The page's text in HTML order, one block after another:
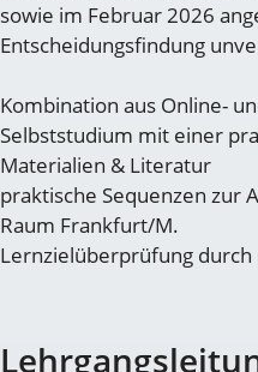
sowie im Februar 2026
Entscheidungsfindung
Kombination aus Online-
Selbststudium mit einer
Materialien & Literatur
praktische Sequenzen zur
Raum Frankfurt/M.
Lernzielüberprüfung durch